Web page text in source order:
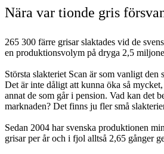
Nära var tionde gris
265 300 färre grisar slaktades vid de
en produktionsvolym på dryga 2,5
Största slakteriet Scan är som vanligt
Det är inte dåligt att kunna öka så
annat de som går i pension. Vad kan det
marknaden? Det finns ju fler små
Sedan 2004 har svenska produktionen
grisar per år och i fjol alltså 2,65 gånger